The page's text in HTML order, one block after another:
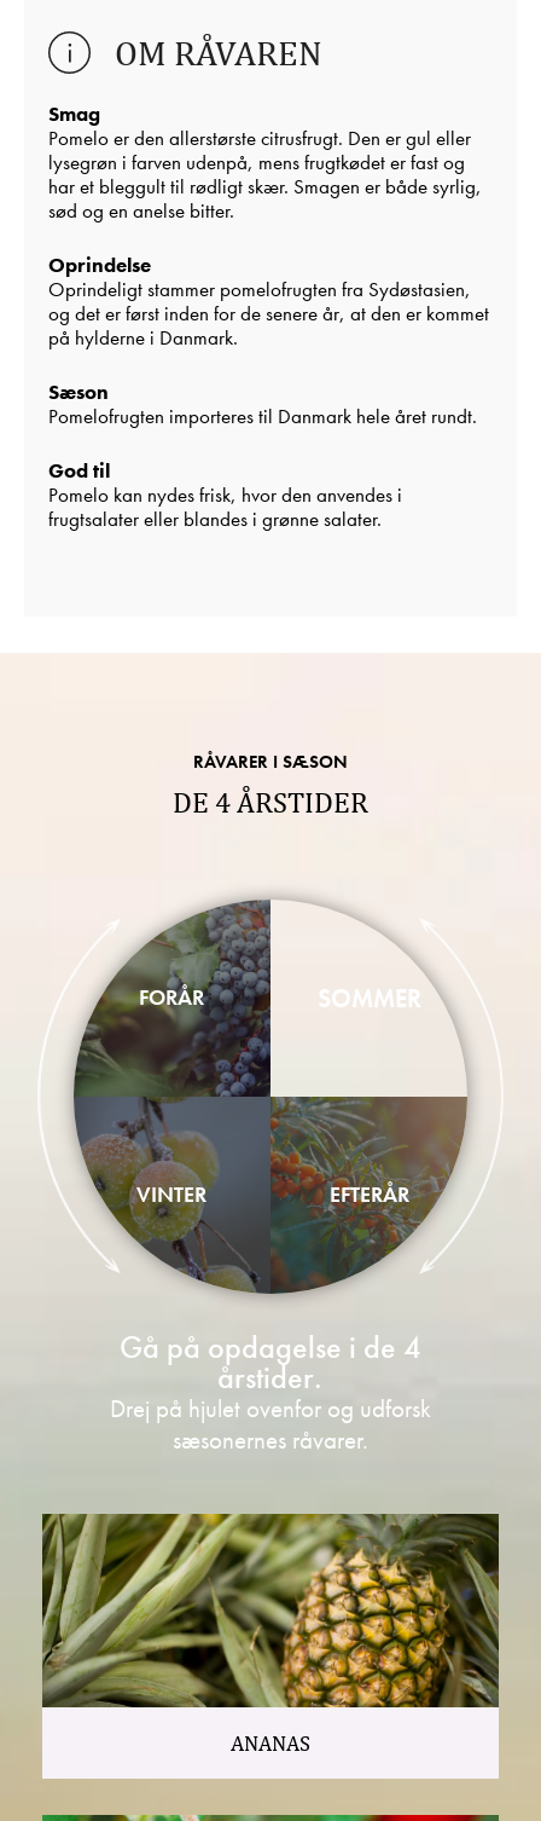
OM RÅVAREN
Smag
Pomelo er den allerstørste citrusfrugt. Den er gul eller
lysegrøn i farven udenpå, mens frugtkødet er fast og
har et bleggult til rødligt skær. Smagen er både syrlig,
sød og en anelse bitter.
Oprindelse
Oprindeligt stammer pomelofrugten fra Sydøstasien,
og det er først inden for de senere år, at den er kommet
på hylderne i Danmark.
Sæson
Pomelofrugten importeres til Danmark hele året rundt.
God til
Pomelo kan nydes frisk, hvor den anvendes i
frugtsalater eller blandes i grønne salater.
RÅVARER I SÆSON
DE 4 ÅRSTIDER
FORÅR SOMMER
EFTERÅR
VINTER
Gå på opdagelse i de 4
årstider.
Drej på hjulet ovenfor og udforsk
sæsonernes råvarer.
ANANAS